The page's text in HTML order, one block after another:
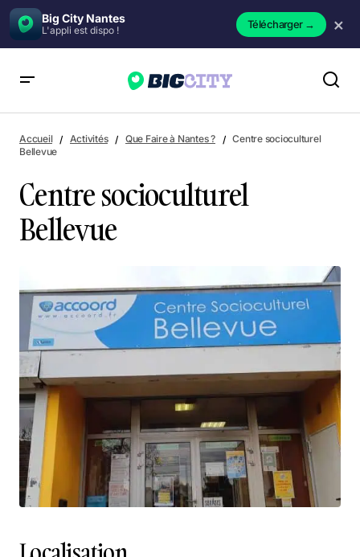
Big City Nantes
L'appli est dispo ! Télécharger→ ×
Accueil Activités Que Faire à Nantes ?
Centre socioculturel
Bellevue
Centre socioculturel
Bellevue